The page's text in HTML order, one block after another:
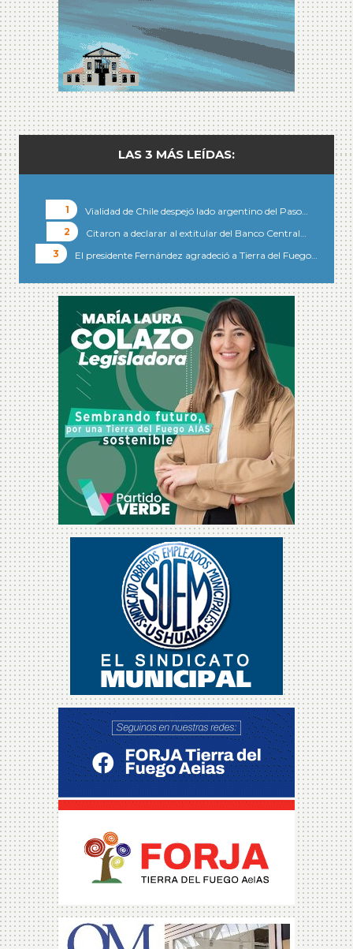
LAS 3 MÁS LEÍDAS:
Vialidad de Chile despejó lado argentino del Paso…
Citaron a declarar al extitular del Banco Central…
El presidente Fernández agradeció a Tierra del Fuego…